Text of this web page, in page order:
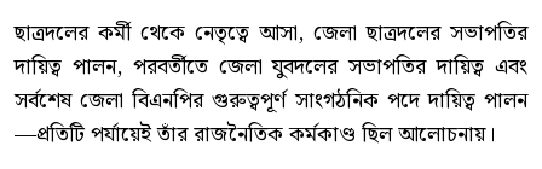
ছাত্রদলের কর্মী থেকে নেতৃত্বে আসা, জেলা ছাত্রদলের সভাপতির
দায়িত্ব পালন, পরবর্তীতে জেলা যুবদলের সভাপতির দায়িত্ব এবং
সর্বশেষ জেলা বিএনপির গুরুত্বপূর্ণ সাংগঠনিক পদে দায়িত্ব পালন
—প্রতিটি পর্যায়েই তাঁর রাজনৈতিক কর্মকাণ্ড ছিল আলোচনায়।